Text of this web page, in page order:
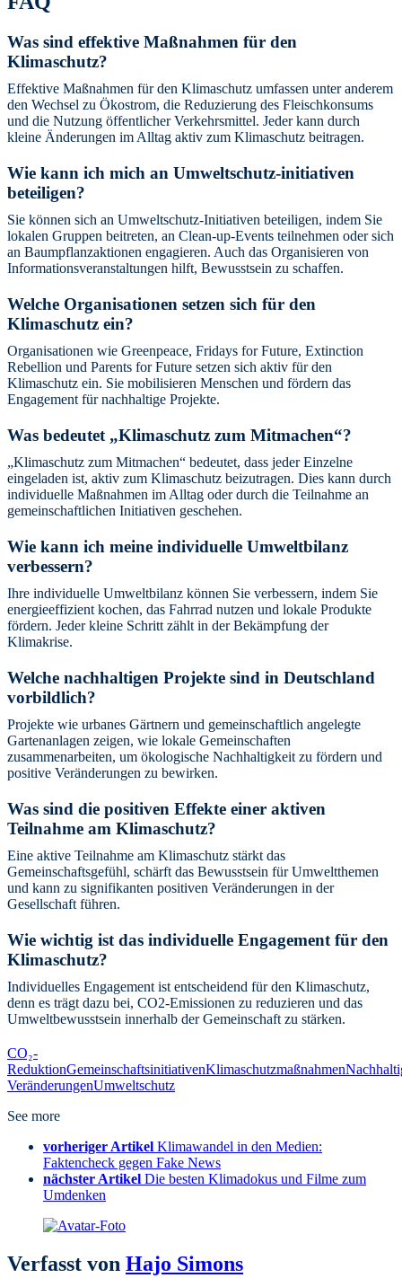
Was sind effektive Maßnahmen für den
Klimaschutz?
Effektive Maßnahmen für den Klimaschutz umfassen unter anderem
den Wechsel zu Ökostrom, die Reduzierung des Fleischkonsums
und die Nutzung öffentlicher Verkehrsmittel. Jeder kann durch
kleine Änderungen im Alltag aktiv zum Klimaschutz beitragen.
Wie kann ich mich an Umweltschutz-initiativen
beteiligen?
Sie können sich an Umweltschutz-Initiativen beteiligen, indem Sie
lokalen Gruppen beitreten, an Clean-up-Events teilnehmen oder sich
an Baumpflanzaktionen engagieren. Auch das Organisieren von
Informationsveranstaltungen hilft, Bewusstsein zu schaffen.
Welche Organisationen setzen sich für den
Klimaschutz ein?
Organisationen wie Greenpeace, Fridays for Future, Extinction
Rebellion und Parents for Future setzen sich aktiv für den
Klimaschutz ein. Sie mobilisieren Menschen und fördern das
Engagement für nachhaltige Projekte.
Was bedeutet „Klimaschutz zum Mitmachen“?
„Klimaschutz zum Mitmachen“ bedeutet, dass jeder Einzelne
eingeladen ist, aktiv zum Klimaschutz beizutragen. Dies kann durch
individuelle Maßnahmen im Alltag oder durch die Teilnahme an
gemeinschaftlichen Initiativen geschehen.
Wie kann ich meine individuelle Umweltbilanz
verbessern?
Ihre individuelle Umweltbilanz können Sie verbessern, indem Sie
energieeffizient kochen, das Fahrrad nutzen und lokale Produkte
fördern. Jeder kleine Schritt zählt in der Bekämpfung der
Klimakrise.
Welche nachhaltigen Projekte sind in Deutschland
vorbildlich?
Projekte wie urbanes Gärtnern und gemeinschaftlich angelegte
Gartenanlagen zeigen, wie lokale Gemeinschaften
zusammenarbeiten, um ökologische Nachhaltigkeit zu fördern und
positive Veränderungen zu bewirken.
Was sind die positiven Effekte einer aktiven
Teilnahme am Klimaschutz?
Eine aktive Teilnahme am Klimaschutz stärkt das
Gemeinschaftsgefühl, schärft das Bewusstsein für Umweltthemen
und kann zu signifikanten positiven Veränderungen in der
Gesellschaft führen.
Wie wichtig ist das individuelle Engagement für den
Klimaschutz?
Individuelles Engagement ist entscheidend für den Klimaschutz,
denn es trägt dazu bei, CO2-Emissionen zu reduzieren und das
Umweltbewusstsein innerhalb der Gemeinschaft zu stärken.
CO₂-
ReduktionGemeinschaftsinitiativenKlimaschutzmaßnahmen
VeränderungenUmweltschutz
See more
vorheriger Artikel Klimawandel in den Medien:
Faktencheck gegen Fake News
nächster Artikel Die besten Klimadokus und Filme zum
Umdenken
Verfasst von Hajo Simons